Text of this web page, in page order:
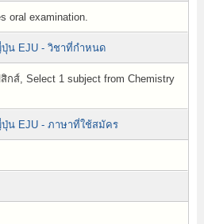
oral examination.
น EJU - วิชาที่กำหนด
, Select 1 subject from Chemistry
น EJU - ภาษาที่ใช้สมัคร